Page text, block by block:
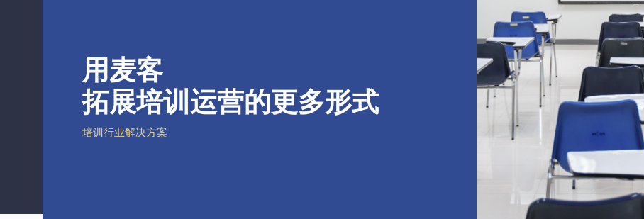
用麦客
拓展培训运营的更多形式
培训行业解决方案